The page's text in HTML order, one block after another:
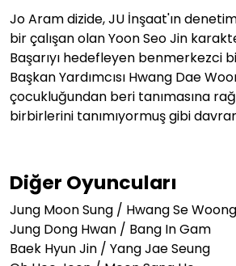
Jo Aram dizide, JU İnşaat'ın
bir çalışan olan Yoon Seo Jin
Başarıyı hedefleyen benmerkezci
Başkan Yardımcısı Hwang Dae
çocukluğundan beri tanımasına
birbirlerini tanımıyormuş gibi
Diğer Oyuncuları
Jung Moon Sung / Hwang Se Woong
Jung Dong Hwan / Bang In Gam
Baek Hyun Jin / Yang Jae Seung